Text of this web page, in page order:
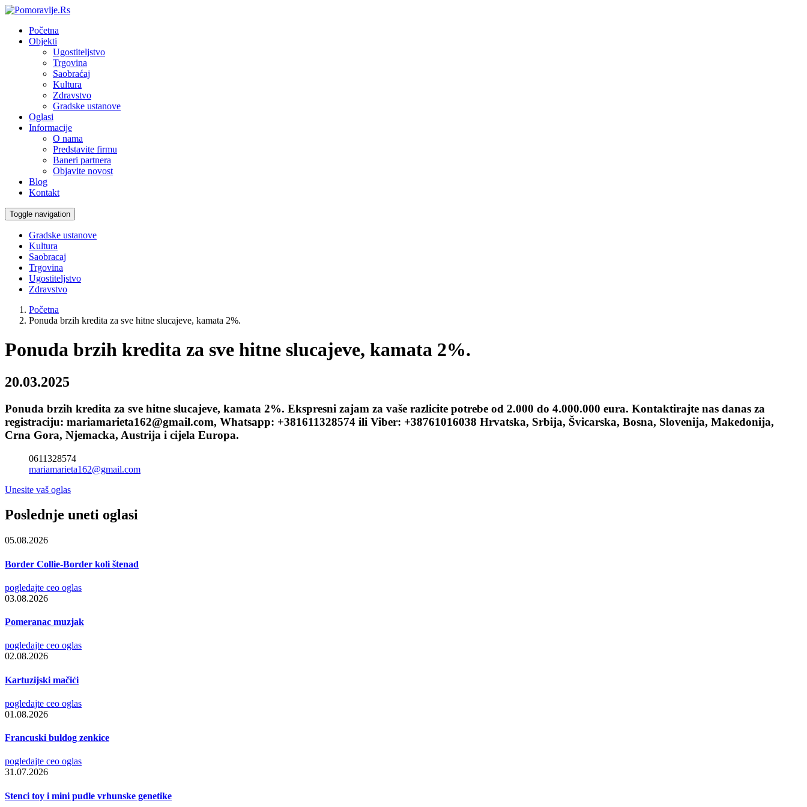
Početna
Objekti
Ugostiteljstvo
Trgovina
Saobraćaj
Kultura
Zdravstvo
Gradske ustanove
Oglasi
Informacije
O nama
Predstavite firmu
Baneri partnera
Objavite novost
Blog
Kontakt
Toggle navigation
Gradske ustanove
Kultura
Saobracaj
Trgovina
Ugostiteljstvo
Zdravstvo
Početna
Ponuda brzih kredita za sve hitne slucajeve, kamata 2%.
Ponuda brzih kredita za sve hitne slucajeve, kamata 2%.
20.03.2025
Ponuda brzih kredita za sve hitne slucajeve, kamata 2%. Ekspresni zajam za vaše razlicite potrebe od 2.000 do 4.000.000 eura. Kontaktirajte nas danas za
registraciju: mariamarieta162@gmail.com, Whatsapp: +381611328574 ili Viber: +38761016038 Hrvatska, Srbija, Švicarska, Bosna, Slovenija, Makedonija,
Crna Gora, Njemacka, Austrija i cijela Europa.
0611328574
mariamarieta162@gmail.com
Unesite vaš oglas
Poslednje uneti oglasi
05.08.2026
Border Collie-Border koli štenad
pogledajte ceo oglas
03.08.2026
Pomeranac muzjak
pogledajte ceo oglas
02.08.2026
Kartuzijski mačići
pogledajte ceo oglas
01.08.2026
Francuski buldog zenkice
pogledajte ceo oglas
31.07.2026
Stenci toy i mini pudle vrhunske genetike